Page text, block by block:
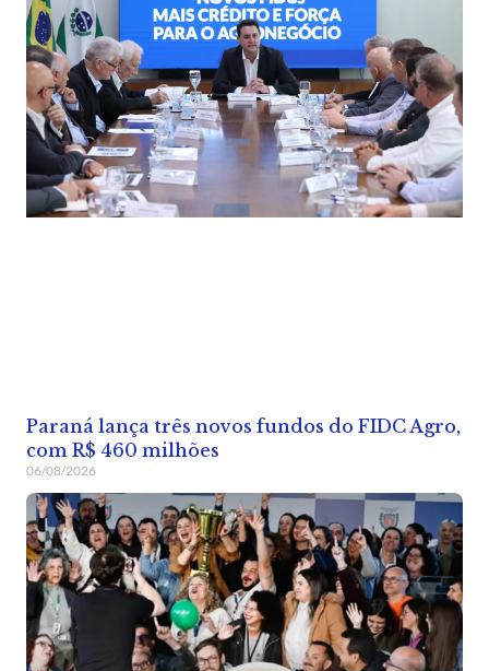
Paraná lança três novos fundos do FIDC Agro,
com R$ 460 milhões
06/08/2026